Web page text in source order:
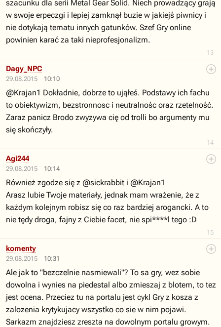
13
szacunku dla serii Metal Gear Solid. Niech prowadzący grają
w swoje erpeczgi i lepiej zamknął buzie w jakiejś piwnicy i
nie dotykają tematu innych gatunków. Szef Gry online
powinien karać za taki nieprofesjonalizm.
29.08.2015 10:10
14
Dagy_NPC
@Krajan1 Dokładnie, dobrze to ująłeś. Podstawy ich fachu
to obiektywizm, bezstronnosc i neutralnośc oraz rzetelność.
Zaraz panicz Brodo zwyzywa cię od trolli bo argumenty mu
się skończyły.
29.08.2015 10:14
15
Agi244
Również zgodze się z @sickrabbit i @Krajan1
Arasz lubie Twoje materiały, jednak mam wrażenie, że z
każdym kolejnym robisz się co raz bardziej arogancki. A to
nie tędy droga, fajny z Ciebie facet, nie spi****l tego :D
29.08.2015 10:31
komenty
Ale jak to "bezczelnie nasmiewali"? To sa gry, wez sobie
dowolna i wynies na piedestal albo zmieszaj z blotem, to tez
jest ocena. Przeciez tu na portalu jest cykl Gry z kosza z
zalozenia krytykujacy wszystko co sie w nim pojawi.
Sarkazm znajdziesz zreszta na dowolnym portalu growym.